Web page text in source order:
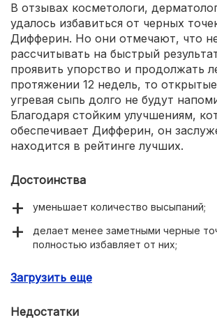
В отзывах косметологи,
удалось избавиться от черных
Дифферин. Но они отмечают, что
рассчитывать на быстрый
проявить упорство и продолжать
протяжении 12 недель, то
угревая сыпь долго не будут
Благодаря стойким улучшениям,
обеспечивает Дифферин, он
находится в рейтинге лучших.
Достоинства
уменьшает количество высыпаний;
делает менее заметными черные
полностью избавляет от них;
здоровый румянец.
Загрузить еще
Недостатки